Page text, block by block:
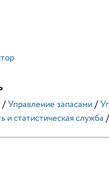
/Управление запасами/
и статистическая служба /